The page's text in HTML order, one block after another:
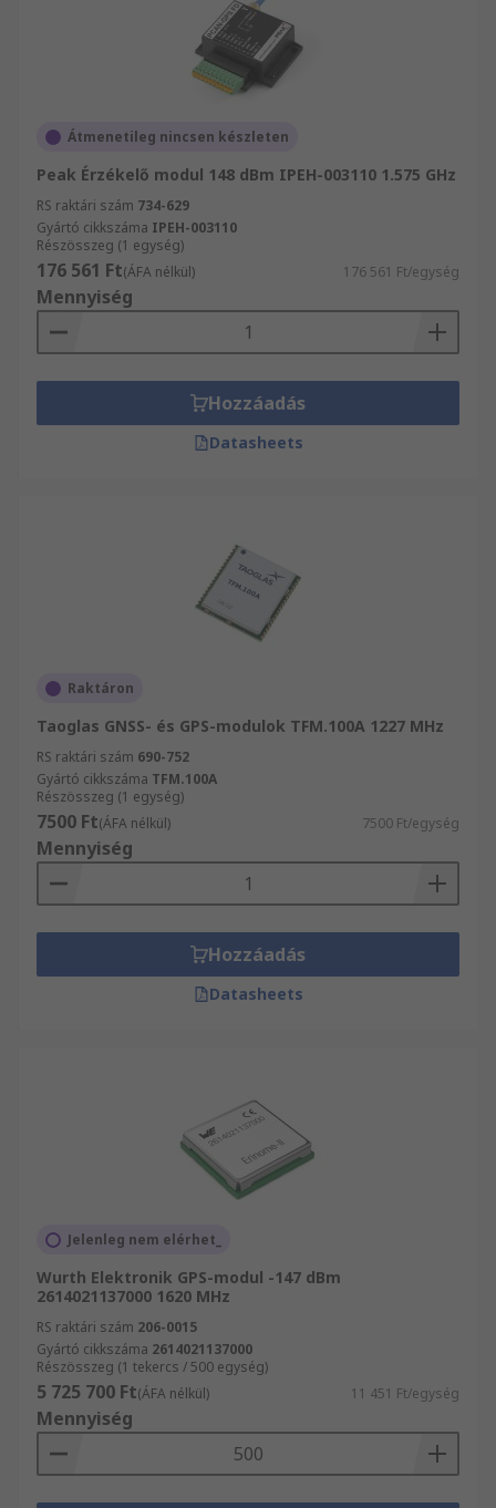
Átmenetileg nincsen készleten
Peak Érzékelő modul 148 dBm IPEH-003110 1.575 GHz
RS raktári szám 734-629
Gyártó cikkszáma IPEH-003110
Részösszeg (1 egység)
176 561 Ft(ÁFA nélkül) 176 561 Ft/egység
Mennyiség
Hozzáadás
Datasheets
Raktáron
Taoglas GNSS- és GPS-modulok TFM.100A 1227 MHz
RS raktári szám 690-752
Gyártó cikkszáma TFM.100A
Részösszeg (1 egység)
7500 Ft(ÁFA nélkül) 7500 Ft/egység
Mennyiség
Hozzáadás
Datasheets
Jelenleg nem elérhet_
Wurth Elektronik GPS-modul -147 dBm
2614021137000 1620 MHz
RS raktári szám 206-0015
Gyártó cikkszáma 2614021137000
Részösszeg (1 tekercs / 500 egység)
5 725 700 Ft(ÁFA nélkül) 11 451 Ft/egység
Mennyiség